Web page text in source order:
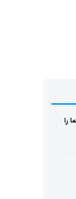
را